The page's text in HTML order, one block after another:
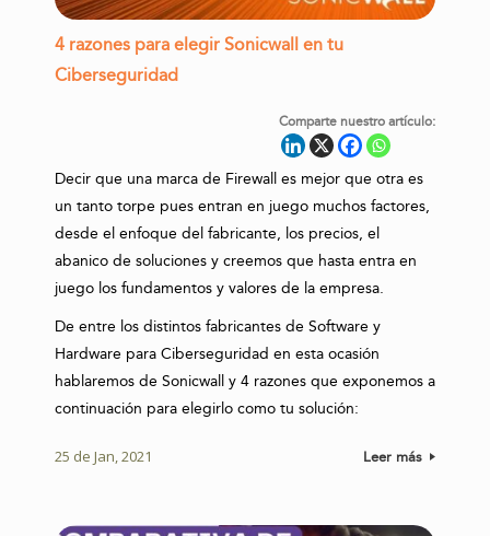
4 razones para elegir Sonicwall en tu
Ciberseguridad
Comparte nuestro artículo:
Decir que una marca de Firewall es mejor que otra es
un tanto torpe pues entran en juego muchos factores,
desde el enfoque del fabricante, los precios, el
abanico de soluciones y creemos que hasta entra en
juego los fundamentos y valores de la empresa.
De entre los distintos fabricantes de Software y
Hardware para Ciberseguridad en esta ocasión
hablaremos de Sonicwall y 4 razones que exponemos a
continuación para elegirlo como tu solución:
25 de Jan, 2021 Leer más